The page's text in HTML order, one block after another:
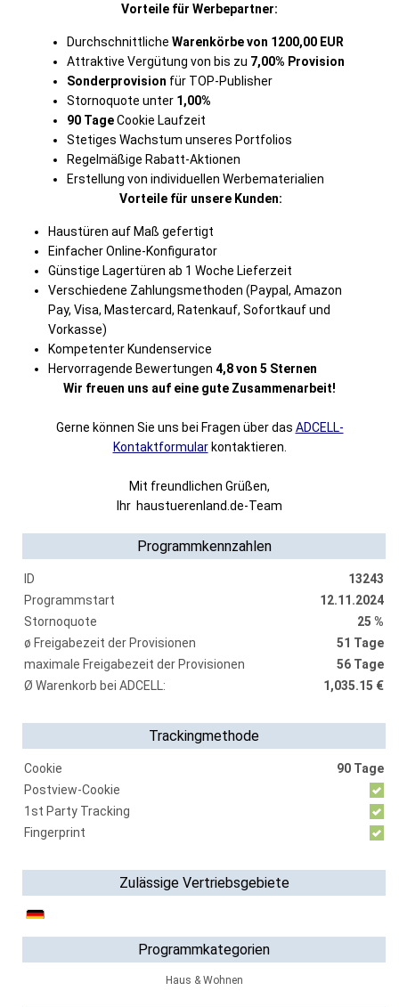
Vorteile für Werbepartner:
Durchschnittliche Warenkörbe von 1200,00 EUR
Attraktive Vergütung von bis zu 7,00% Provision
Sonderprovision für TOP-Publisher
Stornoquote unter 1,00%
90 TageCookie Laufzeit
Stetiges Wachstum unseres Portfolios
Regelmäßige Rabatt-Aktionen
Erstellung von individuellen Werbematerialien
Vorteile für unsere Kunden:
Haustüren auf Maß gefertigt
Einfacher Online-Konfigurator
Günstige Lagertüren ab 1 Woche Lieferzeit
Verschiedene Zahlungsmethoden (Paypal, Amazon
Pay, Visa, Mastercard, Ratenkauf, Sofortkauf und
Vorkasse)
Kompetenter Kundenservice
Hervorragende Bewertungen 4,8 von 5 Sternen
Wir freuen uns auf eine gute Zusammenarbeit!
Gerne können Sie uns bei Fragen über das ADCELL-
Kontaktformularkontaktieren.
Mit freundlichen Grüßen,
Ihr haustuerenland.de-Team
Programmkennzahlen
ID
13243
Programmstart
12.11.2024
Stornoquote
25 %
ø Freigabezeit der Provisionen
51 Tage
maximale Freigabezeit der Provisionen
56 Tage
Ø Warenkorb bei ADCELL:
1,035.15 €
Trackingmethode
Cookie
90 Tage
Postview-Cookie
1st Party Tracking
Fingerprint
Zulässige Vertriebsgebiete
Programmkategorien
Haus & Wohnen